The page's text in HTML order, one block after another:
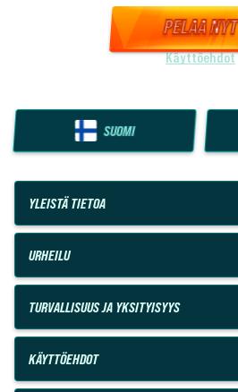
PELAA NYT
Käyttöehdot
SUOMI
YLEISTÄ TIETOA
URHEILU
TURVALLISUUS JA YKSITYISYYS
KÄYTTÖEHDOT